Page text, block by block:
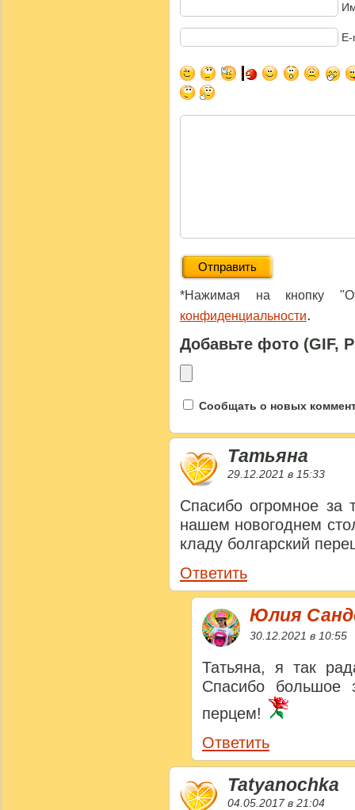
*Нажимая на кнопку
конфиденциальности.
Добавьте фото (GIF,
Сообщать о новых
Татьяна
29.12.2021 в 15:33
Спасибо огромное за
нашем новогоднем
кладу болгарский
Ответить
Юлия
30.12.2021 в 10:55
Татьяна, я так
Спасибо большое
перцем!
Ответить
Tatyanochka
04.05.2017 в 21:04